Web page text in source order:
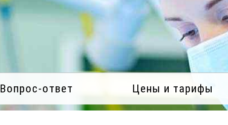
Вопрос-ответ Цены и тарифы